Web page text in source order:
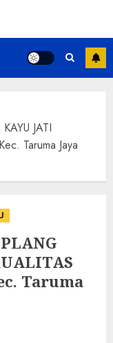
JATI
Taruma Jaya
Taruma